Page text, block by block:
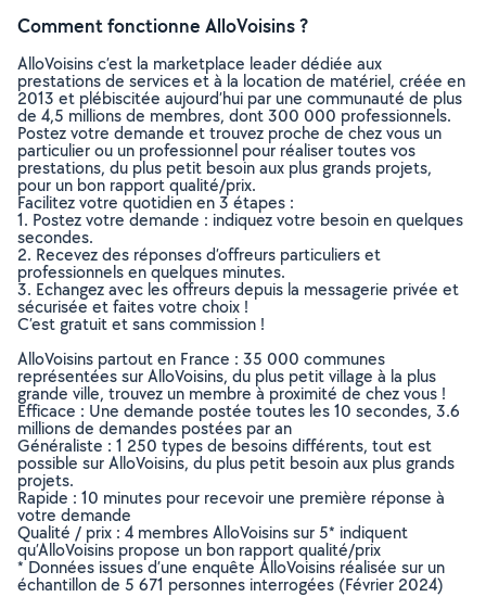
Comment fonctionne AlloVoisins ?
AlloVoisins c’est la marketplace leader dédiée aux
prestations de services et à la location de matériel, créée en
2013 et plébiscitée aujourd’hui par une communauté de plus
de 4,5 millions de membres, dont 300 000 professionnels.
Postez votre demande et trouvez proche de chez vous un
particulier ou un professionnel pour réaliser toutes vos
prestations, du plus petit besoin aux plus grands projets,
pour un bon rapport qualité/prix.
Facilitez votre quotidien en 3 étapes :
1. Postez votre demande : indiquez votre besoin en quelques
secondes.
2. Recevez des réponses d’offreurs particuliers et
professionnels en quelques minutes.
3. Echangez avec les offreurs depuis la messagerie privée et
sécurisée et faites votre choix !
C’est gratuit et sans commission !
AlloVoisins partout en France : 35 000 communes
représentées sur AlloVoisins, du plus petit village à la plus
grande ville, trouvez un membre à proximité de chez vous !
Efficace : Une demande postée toutes les 10 secondes, 3.6
millions de demandes postées par an
Généraliste : 1 250 types de besoins différents, tout est
possible sur AlloVoisins, du plus petit besoin aux plus grands
projets.
Rapide : 10 minutes pour recevoir une première réponse à
votre demande
Qualité / prix : 4 membres AlloVoisins sur 5* indiquent
qu’AlloVoisins propose un bon rapport qualité/prix
* Données issues d’une enquête AlloVoisins réalisée sur un
échantillon de 5 671 personnes interrogées (Février 2024)